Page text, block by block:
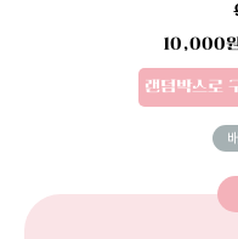
10,000
랜덤박스로